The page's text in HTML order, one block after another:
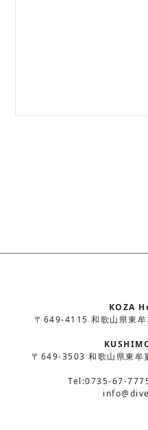
KOZA
〒649-4115 和歌山県東
〒649-3503 和歌山県東
Tel:0735-67-